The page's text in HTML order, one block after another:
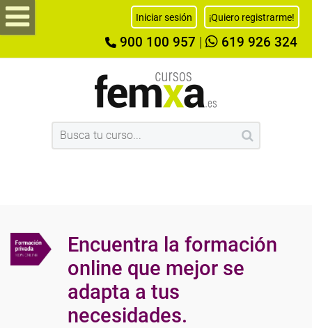
Iniciar sesión ¡Quiero registrarme!
900 100 957 619 926 324
Encuentra la formación
online que mejor se
adapta a tus
necesidades.